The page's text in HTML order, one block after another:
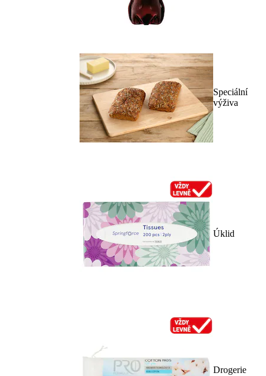
Speciální
výživa
Úklid
Drogerie